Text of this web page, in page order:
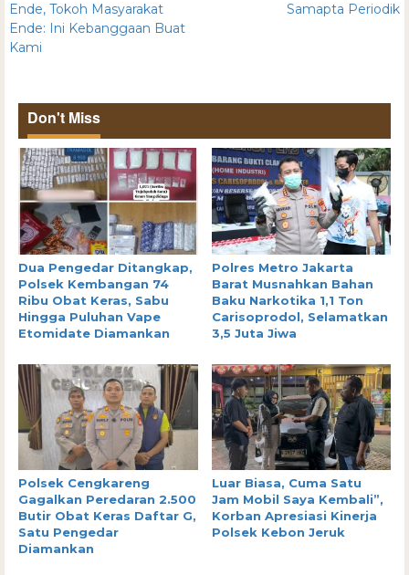
Ende, Tokoh Masyarakat
Ende: Ini Kebanggaan Buat
Kami
Samapta Periodik
Don't Miss
Dua Pengedar Ditangkap,
Polsek Kembangan 74
Ribu Obat Keras, Sabu
Hingga Puluhan Vape
Etomidate Diamankan
Polres Metro Jakarta
Barat Musnahkan Bahan
Baku Narkotika 1,1 Ton
Carisoprodol, Selamatkan
3,5 Juta Jiwa
Polsek Cengkareng
Gagalkan Peredaran 2.500
Butir Obat Keras Daftar G,
Satu Pengedar
Diamankan
Luar Biasa, Cuma Satu
Jam Mobil Saya Kembali”,
Korban Apresiasi Kinerja
Polsek Kebon Jeruk